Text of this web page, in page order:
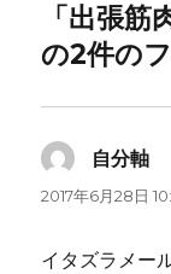
「出張
の2件の
自分軸
2017年6月28日
イタズラメー